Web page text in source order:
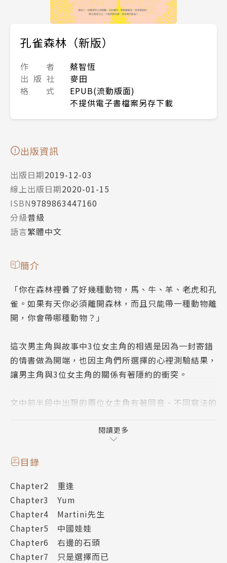
孔雀森林（新版）
作 者
蔡智恆
出 版 社
麥田
格 式
EPUB(流動版面)
不提供電子書檔案另存下載
出版資訊
出版日期2019-12-03
線上出版日期2020-01-15
ISBN9789863447160
分級普級
語言繁體中文
簡介
「你在森林裡養了好幾種動物，馬、牛、羊、老虎和孔
雀。如果有天你必須離開森林，而且只能帶一種動物離
開，你會帶哪種動物？」
這次男主角與故事中3位女主角的相遇是因為一封寄錯
的情書做為開端，也因主角們所選擇的心裡測驗結果，
讓男主角與3位女主角的關係有著隱約的衝突。
文中前半段中出現的兩位女主角有著同音、不同寫法的
書才會不小心的給錯人，也因為男主角不知該如何解釋
這樣的誤會而導致最後因為情書的關係傷了「劉瑋亭」
──選擇老虎（代表自尊） ──而且將她傷的很重，
而另一位女主角「劉葦庭」──選擇羊（代表愛情）
──是需要浪漫來滋潤愛情，兩人的交往過程中確因男
主角──選擇孔雀（代表金錢） ──並不是個浪漫的
人而導致最後這斷感情也是無疾而終。
閱讀更多
目錄
Chapter2 重逢
Chapter3 Yum
Chapter4 Martini先生
Chapter5 中國娃娃
Chapter6 右邊的石頭
Chapter7 只是選擇而已